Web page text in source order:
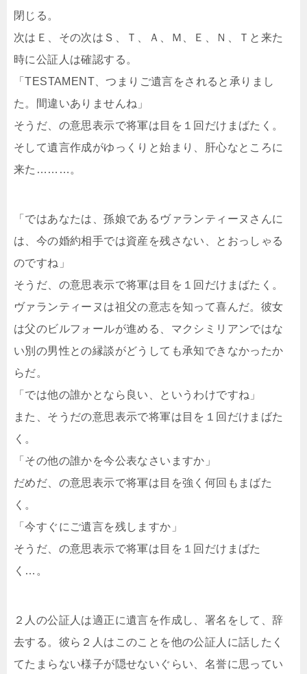
閉じる。
次はＥ、その次はＳ、Ｔ、Ａ、Ｍ、Ｅ、Ｎ、Ｔと来た
時に公証人は確認する。
「TESTAMENT、つまりご遺言をされると承りまし
た。間違いありませんね」
そうだ、の意思表示で将軍は目を１回だけまばたく。
そして遺言作成がゆっくりと始まり、肝心なところに
来た………。
「ではあなたは、孫娘であるヴァランティーヌさんに
は、今の婚約相手では資産を残さない、とおっしゃる
のですね」
そうだ、の意思表示で将軍は目を１回だけまばたく。
ヴァランティーヌは祖父の意志を知って喜んだ。彼女
は父のビルフォールが進める、マクシミリアンではな
い別の男性との縁談がどうしても承知できなかったか
らだ。
「では他の誰かとなら良い、というわけですね」
また、そうだの意思表示で将軍は目を１回だけまばた
く。
「その他の誰かを今公表なさいますか」
だめだ、の意思表示で将軍は目を強く何回もまばた
く。
「今すぐにご遺言を残しますか」
そうだ、の意思表示で将軍は目を１回だけまばた
く…。
２人の公証人は適正に遺言を作成し、署名をして、辞
去する。彼ら２人はこのことを他の公証人に話したく
てたまらない様子が隠せないぐらい、名誉に思ってい